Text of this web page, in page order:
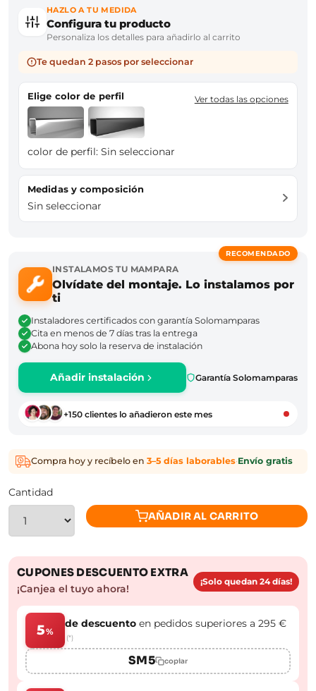
HAZLO A TU MEDIDA
Configura tu producto
Personaliza los detalles para añadirlo al carrito
Te quedan 2 pasos por seleccionar
Elige color de perfil Ver todas las opciones
color de perfil: Sin seleccionar
Medidas y composición
Sin seleccionar
RECOMENDADO
INSTALAMOS TU MAMPARA
Olvídate del montaje. Lo instalamos por
ti
Instaladores certificados con garantía Solomamparas
Cita en menos de 7 días tras la entrega
Abona hoy solo la reserva de instalación
Añadir instalación Garantía Solomamparas
+150 clientes lo añadieron este mes
Compra hoy y recíbelo en 3–5 días laborables·Envío gratis
Cantidad
AÑADIR AL CARRITO
CUPONES DESCUENTO EXTRA
¡Canjea el tuyo ahora!
¡Solo quedan 24 días!
5%
de descuento en pedidos superiores a 295 €
(*)
SM5 copiar